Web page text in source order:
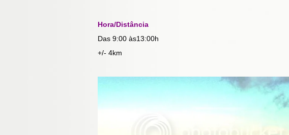
Hora/Distância
Das 9:00 às13:00h
+/- 4km